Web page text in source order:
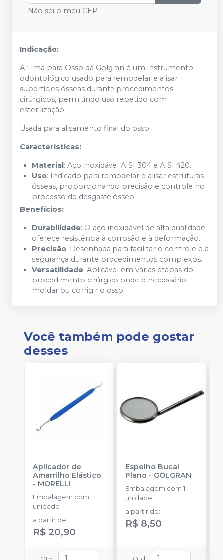
Não sei o meu CEP
Indicação:
A Lima para Osso da Golgran é um instrumento
odontológico usado para remodelar e alisar
superfícies ósseas durante procedimentos
cirúrgicos, permitindo uso repetido com
esterilização.
Usada para alisamento final do osso.
Características:
Material: Aço inoxidável AISI 304 e AISI 420.
Uso: Indicado para remodelar e alisar estruturas
ósseas, proporcionando precisão e controle no
processo de desgaste ósseo.
Benefícios:
Durabilidade: O aço inoxidável de alta qualidade
oferece resistência à corrosão e à deformação.
Precisão: Desenhada para facilitar o controle e a
segurança durante procedimentos complexos.
Versatilidade: Aplicável em várias etapas do
procedimento cirúrgico onde é necessário
moldar ou corrigir o osso.
Você também pode gostar
desses
Aplicador de
Amarrilho Elástico
- MORELLI
Embalagem com 1
unidade
a partir de:
R$ 20,90
Espelho Bucal
Plano - GOLGRAN
Embalagem com 1
unidade
a partir de:
R$ 8,50